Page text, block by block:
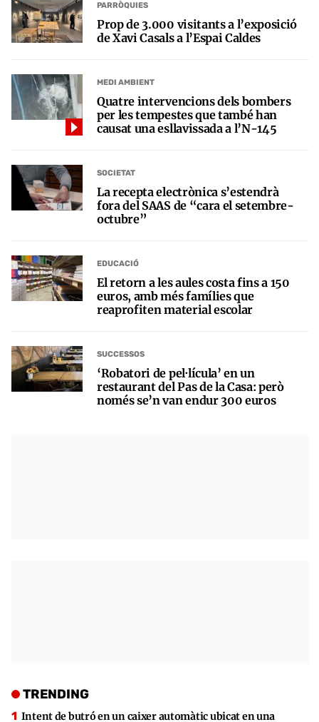
PARRÒQUIES
Prop de 3.000 visitants a l’exposició
de Xavi Casals a l’Espai Caldes
MEDI AMBIENT
Quatre intervencions dels bombers
per les tempestes que també han
causat una esllavissada a l’N-145
SOCIETAT
La recepta electrònica s’estendrà
fora del SAAS de “cara el setembre-
octubre”
EDUCACIÓ
El retorn a les aules costa fins a 150
euros, amb més famílies que
reaprofiten material escolar
SUCCESSOS
‘Robatori de pel·lícula’ en un
restaurant del Pas de la Casa: però
només se’n van endur 300 euros
TRENDING
Intent de butró en un caixer automàtic ubicat en una